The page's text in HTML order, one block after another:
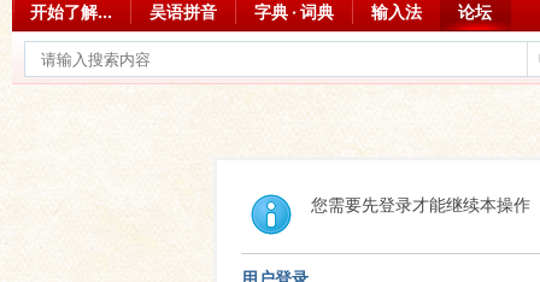
开始了解... 吴语拼音 字典 · 词典 输入法 论坛
您需要先登录才能继续本操作
用户登录